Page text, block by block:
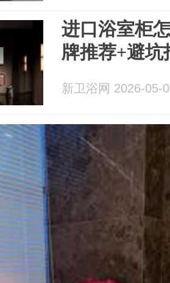
进口浴室柜
牌推荐+避坑
新卫浴网 2026-05-